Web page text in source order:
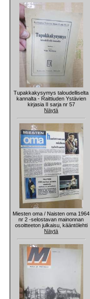
Tupakkakysymys taloudelliselta
kannalta - Raittiuden Ystävien
kirjasia II sarja nr 57
Näytä
Miesten oma / Naisten oma 1964
nr 2 -selostavan mainonnan
osoitteeton julkaisu, kääntölehti
Näytä